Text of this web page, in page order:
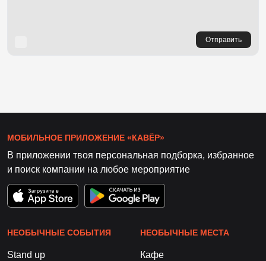
Отправить
МОБИЛЬНОЕ ПРИЛОЖЕНИЕ «КАВЁР»
В приложении твоя персональная подборка, избранное
и поиск компании на любое мероприятие
НЕОБЫЧНЫЕ СОБЫТИЯ
Stand up
НЕОБЫЧНЫЕ МЕСТА
Кафе